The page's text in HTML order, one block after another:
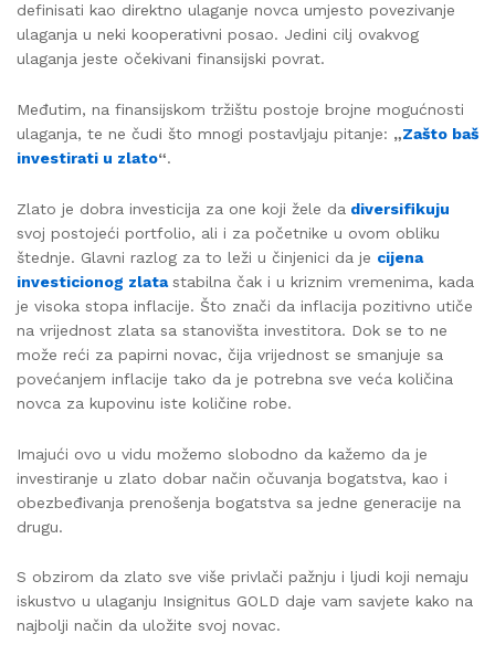
definisati kao direktno ulaganje novca umjesto povezivanje
ulaganja u neki kooperativni posao. Jedini cilj ovakvog
ulaganja jeste očekivani finansijski povrat.
Međutim, na finansijskom tržištu postoje brojne mogućnosti
ulaganja, te ne čudi što mnogi postavljaju pitanje: „Zašto baš
investirati u zlato“.
Zlato je dobra investicija za one koji žele da diversifikuju
svoj postojeći portfolio, ali i za početnike u ovom obliku
štednje. Glavni razlog za to leži u činjenici da je cijena
investicionog zlata stabilna čak i u kriznim vremenima, kada
je visoka stopa inflacije. Što znači da inflacija pozitivno utiče
na vrijednost zlata sa stanovišta investitora. Dok se to ne
može reći za papirni novac, čija vrijednost se smanjuje sa
povećanjem inflacije tako da je potrebna sve veća količina
novca za kupovinu iste količine robe.
Imajući ovo u vidu možemo slobodno da kažemo da je
investiranje u zlato dobar način očuvanja bogatstva, kao i
obezbeđivanja prenošenja bogatstva sa jedne generacije na
drugu.
S obzirom da zlato sve više privlači pažnju i ljudi koji nemaju
iskustvo u ulaganju Insignitus GOLD daje vam savjete kako na
najbolji način da uložite svoj novac.